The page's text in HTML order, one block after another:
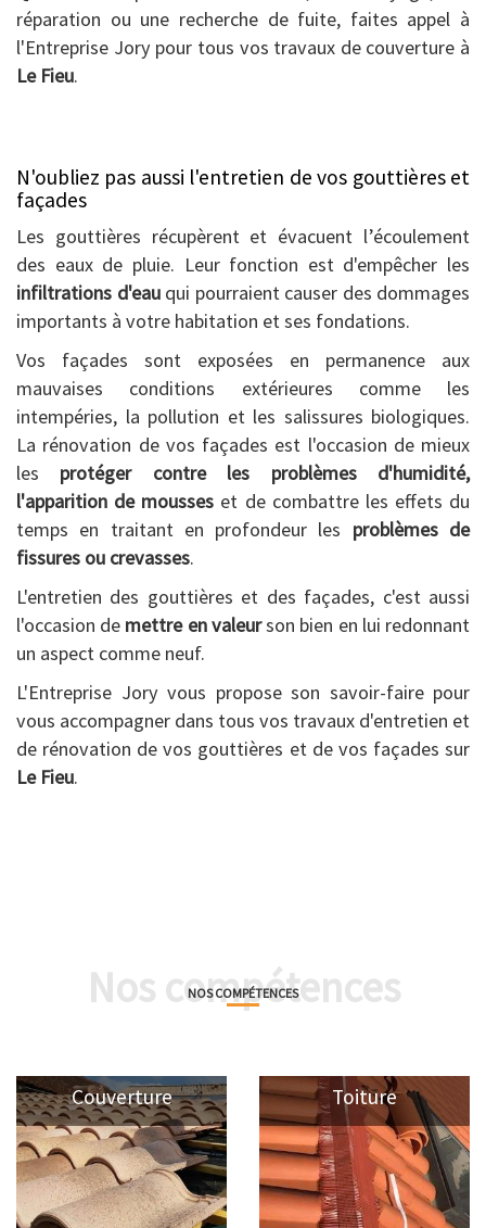
réparation ou une recherche de fuite, faites appel à
l'Entreprise Jory pour tous vos travaux de couverture à
Le Fieu.
N'oubliez pas aussi l'entretien de vos gouttières et
façades
Les gouttières récupèrent et évacuent l’écoulement
des eaux de pluie. Leur fonction est d'empêcher les
infiltrations d'eauqui pourraient causer des dommages
importants à votre habitation et ses fondations.
Vos façades sont exposées en permanence aux
mauvaises conditions extérieures comme les
intempéries, la pollution et les salissures biologiques.
La rénovation de vos façades est l'occasion de mieux
les protéger contre les problèmes d'humidité,
l'apparition de mousses et de combattre les effets du
temps en traitant en profondeur les problèmes de
fissures ou crevasses.
L'entretien des gouttières et des façades, c'est aussi
l'occasion de mettre en valeurson bien en lui redonnant
un aspect comme neuf.
L'Entreprise Jory vous propose son savoir-faire pour
vous accompagner dans tous vos travaux d'entretien et
de rénovation de vos gouttières et de vos façades sur
Le Fieu.
Nos compétences
NOS COMPÉTENCES
Couverture Toiture